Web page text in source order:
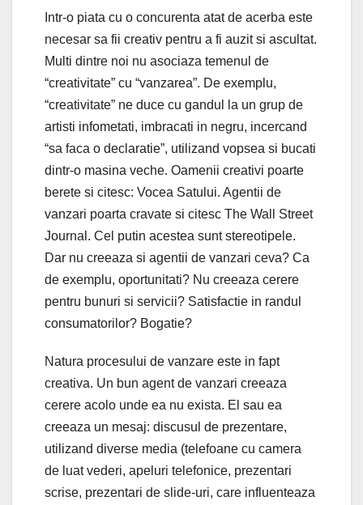
Intr-o piata cu o concurenta atat de acerba este
necesar sa fii creativ pentru a fi auzit si ascultat.
Multi dintre noi nu asociaza temenul de
“creativitate” cu “vanzarea”. De exemplu,
“creativitate” ne duce cu gandul la un grup de
artisti infometati, imbracati in negru, incercand
“sa faca o declaratie”, utilizand vopsea si bucati
dintr-o masina veche. Oamenii creativi poarte
berete si citesc: Vocea Satului. Agentii de
vanzari poarta cravate si citesc The Wall Street
Journal. Cel putin acestea sunt stereotipele.
Dar nu creeaza si agentii de vanzari ceva? Ca
de exemplu, oportunitati? Nu creeaza cerere
pentru bunuri si servicii? Satisfactie in randul
consumatorilor? Bogatie?
Natura procesului de vanzare este in fapt
creativa. Un bun agent de vanzari creeaza
cerere acolo unde ea nu exista. El sau ea
creeaza un mesaj: discusul de prezentare,
utilizand diverse media (telefoane cu camera
de luat vederi, apeluri telefonice, prezentari
scrise, prezentari de slide-uri, care influenteaza